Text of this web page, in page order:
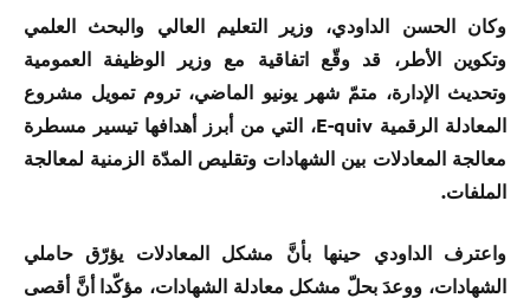
وكان الحسن الداودي، وزير التعليم العالي والبحث العلمي
وتكوين الأطر، قد وقّع اتفاقية مع وزير الوظيفة العمومية
وتحديث الإدارة، متمّ شهر يونيو الماضي، تروم تمويل مشروع
المعادلة الرقمية E-quiv، التي من أبرز أهدافها تيسير مسطرة
معالجة المعادلات بين الشهادات وتقليص المدّة الزمنية لمعالجة
الملفات.
واعترف الداودي حينها بأنَّ مشكل المعادلات يؤرّق حاملي
الشهادات، ووعدَ بحلّ مشكل معادلة الشهادات، مؤكّدا أنَّ أقصى